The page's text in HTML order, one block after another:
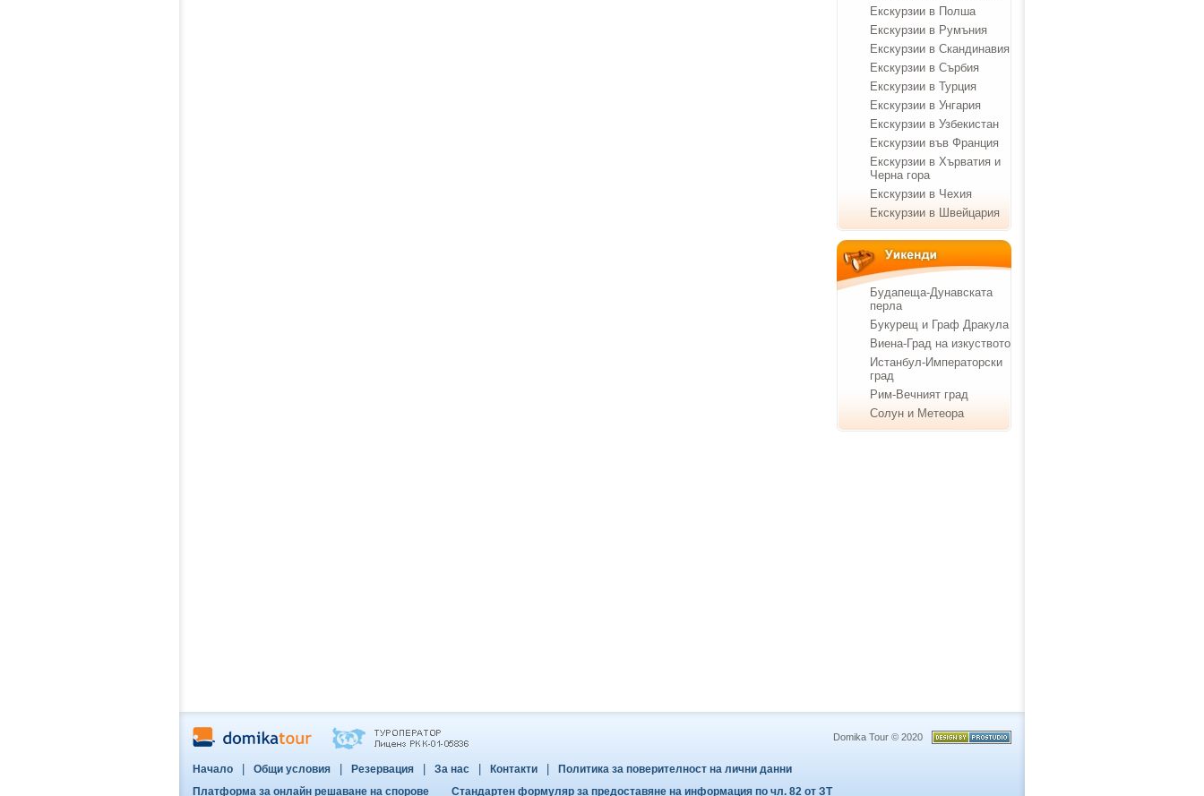
Екскурзии в Полша
Екскурзии в Румъния
Екскурзии в Скандинавия
Екскурзии в Сърбия
Екскурзии в Турция
Екскурзии в Унгария
Екскурзии в Узбекистан
Екскурзии във Франция
Екскурзии в Хърватия и
Черна гора
Екскурзии в Чехия
Екскурзии в Швейцария
Будапеща-Дунавската
перла
Букурещ и Граф Дракула
Виена-Град на изкуството
Истанбул-Императорски
град
Рим-Вечният град
Солун и Метеора
Domika Tour © 2020
Начало Общи условия Резервация За нас Контакти
Политика за поверителност на лични данни
Платформа за онлайн решаване на спорове
Стандартен формуляр за предоставяне на информация по чл. 82 от ЗТ